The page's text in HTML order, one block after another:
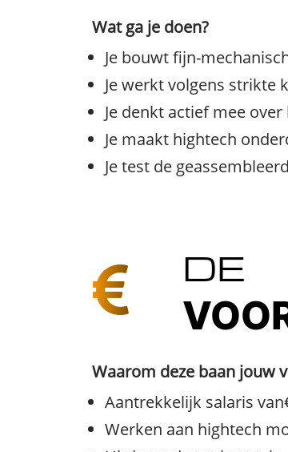
Wat ga je doen?
Je bouwt fijn-
Je werkt volgens strikte
Je denkt actief mee
Je maakt hightech
Je test de
DE
Waarom deze baan jouw
Aantrekkelijk salaris
Werken aan hightech